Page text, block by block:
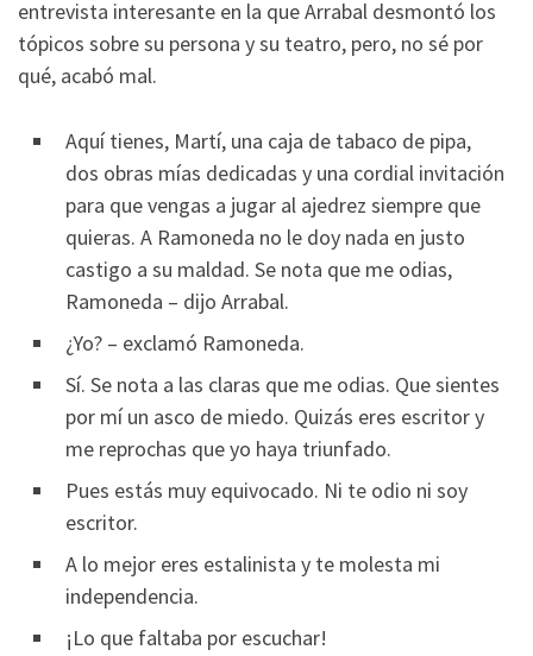
entrevista interesante en la que Arrabal desmontó los
tópicos sobre su persona y su teatro, pero, no sé por
qué, acabó mal.
Aquí tienes, Martí, una caja de tabaco de pipa,
dos obras mías dedicadas y una cordial invitación
para que vengas a jugar al ajedrez siempre que
quieras. A Ramoneda no le doy nada en justo
castigo a su maldad. Se nota que me odias,
Ramoneda – dijo Arrabal.
¿Yo? – exclamó Ramoneda.
Sí. Se nota a las claras que me odias. Que sientes
por mí un asco de miedo. Quizás eres escritor y
me reprochas que yo haya triunfado.
Pues estás muy equivocado. Ni te odio ni soy
escritor.
A lo mejor eres estalinista y te molesta mi
independencia.
¡Lo que faltaba por escuchar!